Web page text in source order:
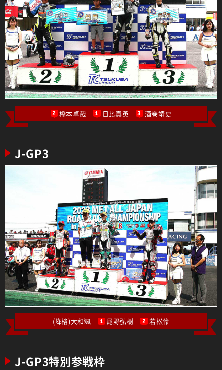
1 日比真英
2 橋本卓哉 3 酒巻靖史
J-GP3
1 尾野弘樹
(降格)大和颯 2 若松怜
J-GP3特別参戦枠